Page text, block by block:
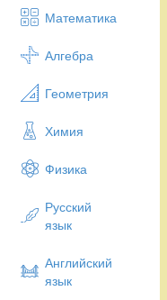
Математика
Алгебра
Геометрия
Химия
Физика
Русский
язык
Английский
язык